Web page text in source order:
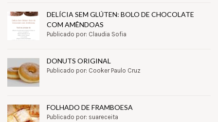
DELÍCIA SEM GLÚTEN: BOLO DE CHOCOLATE
COM AMÊNDOAS
Publicado por: Claudia Sofia
DONUTS ORIGINAL
Publicado por: Cooker Paulo Cruz
FOLHADO DE FRAMBOESA
Publicado por: suareceita